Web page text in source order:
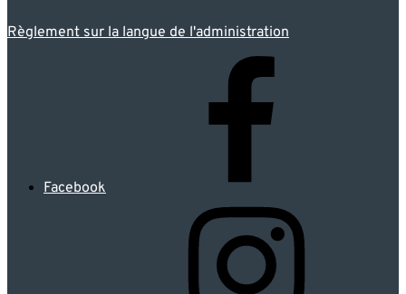
Règlement sur la langue de l'administration
Facebook